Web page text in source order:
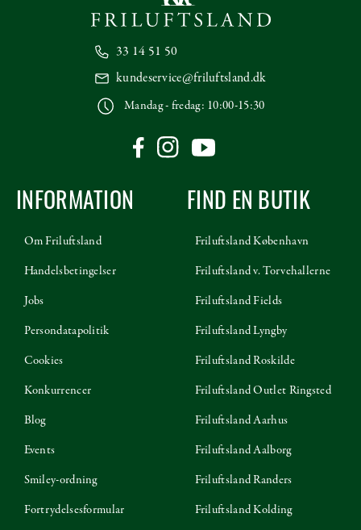
33 14 51 50
kundeservice@friluftsland.dk
Mandag - fredag: 10:00-15:30
INFORMATION
Om Friluftsland
Handelsbetingelser
Jobs
Persondatapolitik
Cookies
Konkurrencer
Blog
Events
Smiley-ordning
Fortrydelsesformular
FIND EN BUTIK
Friluftsland København
Friluftsland v. Torvehallerne
Friluftsland Fields
Friluftsland Lyngby
Friluftsland Roskilde
Friluftsland Outlet Ringsted
Friluftsland Aarhus
Friluftsland Aalborg
Friluftsland Randers
Friluftsland Kolding